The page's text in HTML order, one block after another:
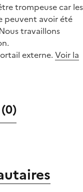
trompeuse car les
peuvent avoir été
travaillons
externe. Voir la
(0)